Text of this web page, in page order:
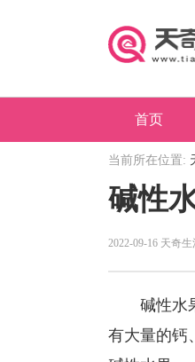
首页
当前所在位置:
碱性
2022-09-16 天奇生
碱性水果
有大量的钙